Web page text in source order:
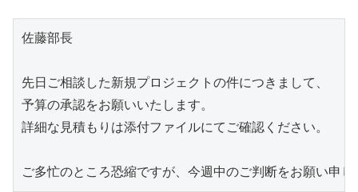
佐藤部長
先日ご相談した新規プロジェクトの件につきまして、
予算の承認をお願いいたします。
詳細な見積もりは添付ファイルにてご確認ください。